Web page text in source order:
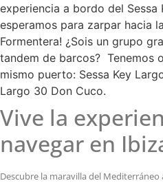
experiencia a bordo del Sessa
esperamos para zarpar hacia
Formentera! ¿Sois un grupo
tandem de barcos? Tenemos
mismo puerto: Sessa Key
Largo 30 Don Cuco.
Vive la
navegar en
Descubre la maravilla del Mediterráneo